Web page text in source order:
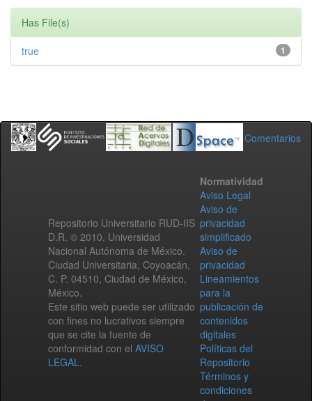
Has File(s)
1
true
Comentarios
Repositorio Universitario RUD-IIS
D.R. © 2010. Universidad
Nacional Autónoma de México.
Ciudad Universitaria, Coyoacán,
C. P. 04510, Ciudad de México,
México.
Este sitio web puede ser utilizado
con fines no lucrativos siempre
que se cite la fuente de
conformidad con el AVISO
LEGAL.
Normatividad
Aviso Legal
Aviso de
privacidad
simplificado
Aviso de
privacidad
Lineamientos
para la
publicación de
contenidos
digitales
Políticas del
Repositorio
Términos y
condiciones